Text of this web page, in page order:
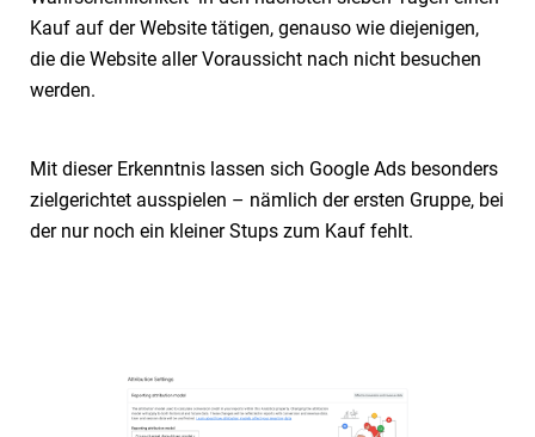
Kauf auf der Website tätigen, genauso wie diejenigen,
die die Website aller Voraussicht nach nicht besuchen
werden.
Mit dieser Erkenntnis lassen sich Google Ads besonders
zielgerichtet ausspielen – nämlich der ersten Gruppe, bei
der nur noch ein kleiner Stups zum Kauf fehlt.